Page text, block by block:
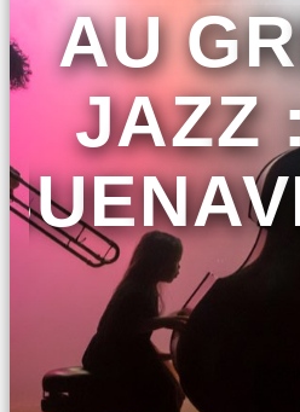
AU
JAZZ